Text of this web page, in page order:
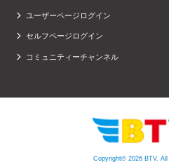
ユーザーページログイン
セルフページログイン
コミュニティーチャンネル
Copyright© 2026 BTV. All